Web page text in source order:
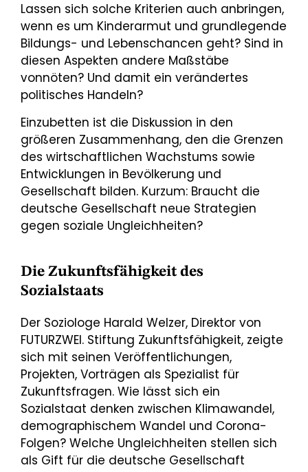
Lassen sich solche Kriterien auch anbringen,
wenn es um Kinderarmut und grundlegende
Bildungs- und Lebenschancen geht? Sind in
diesen Aspekten andere Maßstäbe
vonnöten? Und damit ein verändertes
politisches Handeln?
Einzubetten ist die Diskussion in den
größeren Zusammenhang, den die Grenzen
des wirtschaftlichen Wachstums sowie
Entwicklungen in Bevölkerung und
Gesellschaft bilden. Kurzum: Braucht die
deutsche Gesellschaft neue Strategien
gegen soziale Ungleichheiten?
Die Zukunftsfähigkeit des
Sozialstaats
Der Soziologe Harald Welzer, Direktor von
FUTURZWEI. Stiftung Zukunftsfähigkeit, zeigte
sich mit seinen Veröffentlichungen,
Projekten, Vorträgen als Spezialist für
Zukunftsfragen. Wie lässt sich ein
Sozialstaat denken zwischen Klimawandel,
demographischem Wandel und Corona-
Folgen? Welche Ungleichheiten stellen sich
als Gift für die deutsche Gesellschaft